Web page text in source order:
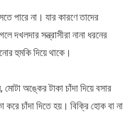
পারে না। যার কারণে তাদের
দখলদার সন্ত্রাসীরা নানা ধরনের
হুমকি দিয়ে থাকে।
অঙ্কের টাকা চাঁদা দিয়ে বসার
চাঁদা দিতে হয়। বিক্রি হোক বা না